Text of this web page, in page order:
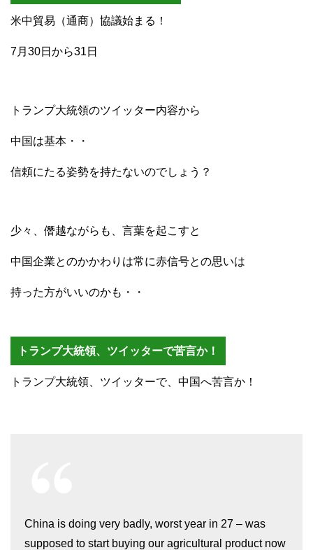
米中貿易（通商）協議始まる！
7月30日から31日
トランプ大統領のツイッター内容から
中国は基本・・
信頼にたる姿勢を持たないのでしょう？
少々、僭越ながらも、言葉を起こすと
中国企業とのかかわりは常に赤信号との思いは
持った方がいいのかも・・
トランプ大統領、ツイッターで苦言か！
トランプ大統領、ツイッターで、中国へ苦言か！
China is doing very badly, worst year in 27 – was
supposed to start buying our agricultural product now